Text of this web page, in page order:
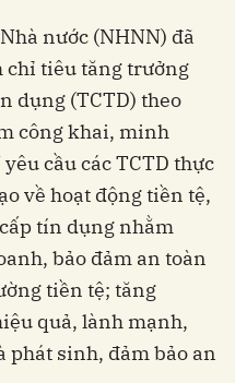
nước (NHNN) đã
chỉ tiêu tăng trưởng
dụng (TCTD) theo
công khai, minh
cầu các TCTD thực
về hoạt động tiền tệ,
tín dụng nhằm
bảo đảm an toàn
tiền tệ; tăng
quả, lành mạnh,
phát sinh, đảm bảo an